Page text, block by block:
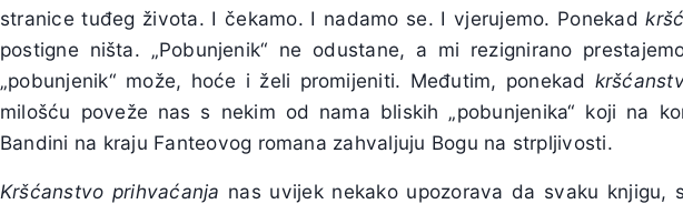
stranice tuđeg života. I čekamo. I nadamo se. I vjerujemo. Ponekad
postigne ništa. „Pobunjenik“ ne odustane, a mi rezignirano
„pobunjenik“ može, hoće i želi promijeniti. Međutim, ponekad
milošću poveže nas s nekim od nama bliskih „pobunjenika“ koji na
Bandini na kraju Fanteovog romana zahvaljuju Bogu na strpljivosti.
Kršćanstvo prihvaćanja nas uvijek nekako upozorava da svaku knjigu,